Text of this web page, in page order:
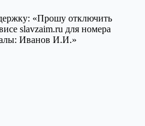
«Прошу отключить
slavzaim.ru для номера
Иванов И.И.»